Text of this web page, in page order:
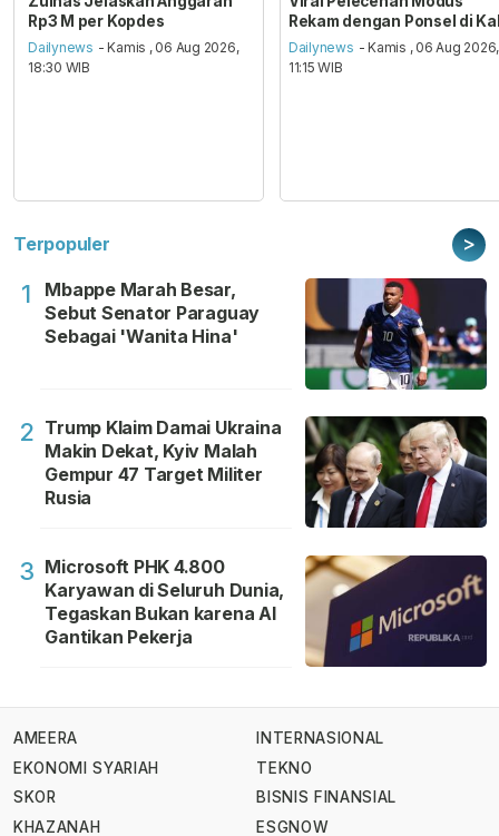
Rp3 M per Kopdes
Dailynews - Kamis , 06 Aug 2026,
18:30 WIB
Rekam dengan Ponsel di
Dailynews - Kamis , 06 Aug 2026,
11:15 WIB
Terpopuler >
1
Mbappe Marah Besar,
Sebut Senator Paraguay
Sebagai 'Wanita Hina'
2 Trump Klaim Damai Ukraina
Makin Dekat, Kyiv Malah
Gempur 47 Target Militer
Rusia
3 Microsoft PHK 4.800
Karyawan di Seluruh Dunia,
Tegaskan Bukan karena AI
Gantikan Pekerja
AMEERA
EKONOMI SYARIAH
SKOR
KHAZANAH
INTERNASIONAL
TEKNO
BISNIS FINANSIAL
ESGNOW